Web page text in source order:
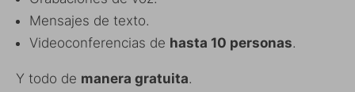
Mensajes de texto.
Videoconferencias de hasta 10 personas.
Y todo de manera gratuita.